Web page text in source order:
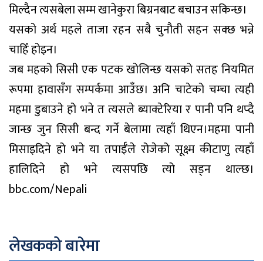
मिल्दैन त्यसबेला सम्म खानेकुरा बिग्रनबाट बचाउन सकिन्छ।
यसको अर्थ महले ताजा रहन सबै चुनौती सहन सक्छ भन्ने
चाहिँ होइन।
जब महको सिसी एक पटक खोलिन्छ यसको सतह नियमित
रूपमा हावासँग सम्पर्कमा आउँछ। अनि चाटेको चम्चा त्यही
महमा डुबाउने हो भने त त्यसले ब्याक्टेरिया र पानी पनि थप्दै
जान्छ जुन सिसी बन्द गर्ने बेलामा त्यहाँ थिएन।महमा पानी
मिसाइदिने हो भने या तपाईँले रोजेको सूक्ष्म कीटाणु त्यहाँ
हालिदिने हो भने त्यसपछि त्यो सड्न थाल्छ।
bbc.com/Nepali
लेखकको बारेमा